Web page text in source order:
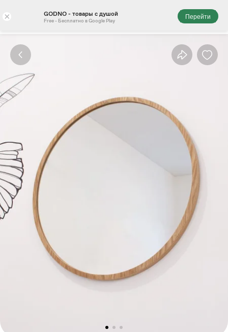
× GODNO - товары с душой
Free - Бесплатно в Google Play
Перейти